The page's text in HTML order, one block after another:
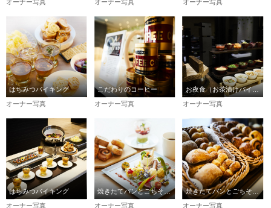
オーナー写真
オーナー写真
オーナー写真
はちみつバイキング
オーナー写真
こだわりのコーヒー
オーナー写真
お夜食（お茶漬けバイキング）
オーナー写真
はちみつバイキング
オーナー写真
焼きたてパンとごちそう野菜の朝ごはん
オーナー写真
焼きたてパンとごちそう野菜の朝ごはん
オーナー写真